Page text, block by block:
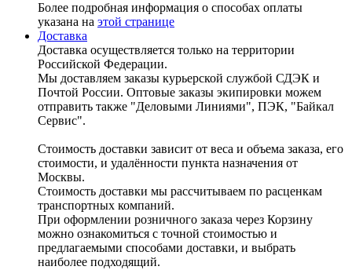
Более подробная информация о способах оплаты
указана на этой странице
Доставка
Доставка осуществляется только на территории
Российской Федерации.
Мы доставляем заказы курьерской службой СДЭК и
Почтой России. Оптовые заказы экипировки можем
отправить также "Деловыми Линиями", ПЭК, "Байкал
Сервис".
Стоимость доставки зависит от веса и объема заказа, его
стоимости, и удалённости пункта назначения от
Москвы.
Стоимость доставки мы рассчитываем по расценкам
транспортных компаний.
При оформлении розничного заказа через Корзину
можно ознакомиться с точной стоимостью и
предлагаемыми способами доставки, и выбрать
наиболее подходящий.